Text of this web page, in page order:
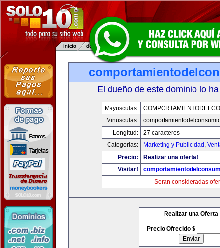
El dueño de este dominio lo
Mayusculas:
Minusculas:
Longitud:
27 caracteres
Categorias:
Marketing y Publicidad ,
Precio:
Realizar una oferta!
Visitar!
Serán consideradas
Realizar una Oferta
Precio Ofrecido $